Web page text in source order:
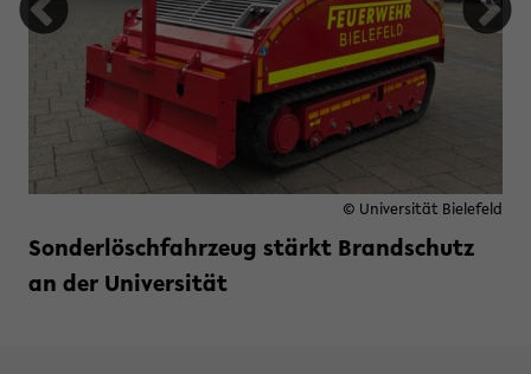
© Universität Bielefeld
Sonderlöschfahrzeug stärkt Brandschutz
an der Universität